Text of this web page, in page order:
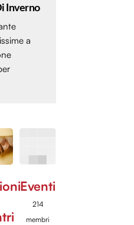
Inverno
a
Eventi
214
membri